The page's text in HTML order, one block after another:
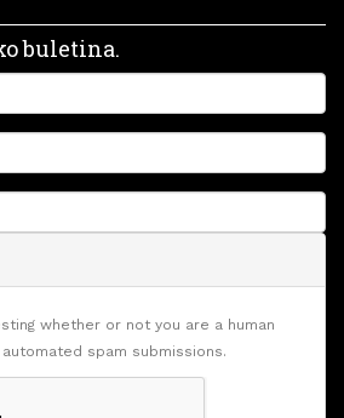
buletina.
whether or not you are a human
spam submissions.